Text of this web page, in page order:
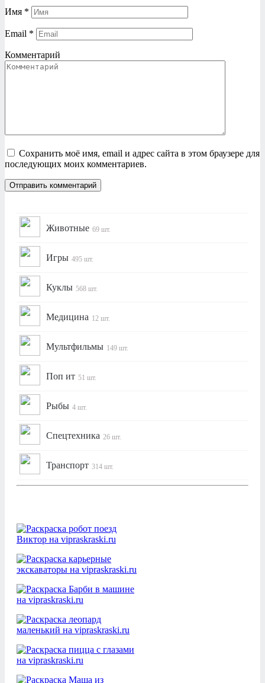
Имя *
Email *
Комментарий
Сохранить моё имя, email и адрес сайта в этом браузере для
последующих моих комментариев.
Животные 69 шт.
Игры 495 шт.
Куклы 568 шт.
Медицина 12 шт.
Мультфильмы 149 шт.
Поп ит 51 шт.
Рыбы 4 шт.
Спецтехника 26 шт.
Транспорт 314 шт.